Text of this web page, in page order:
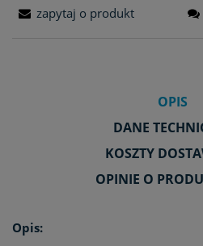
zapytaj o produkt
OPIS
DANE
KOSZTY
OPINIE O
Opis: